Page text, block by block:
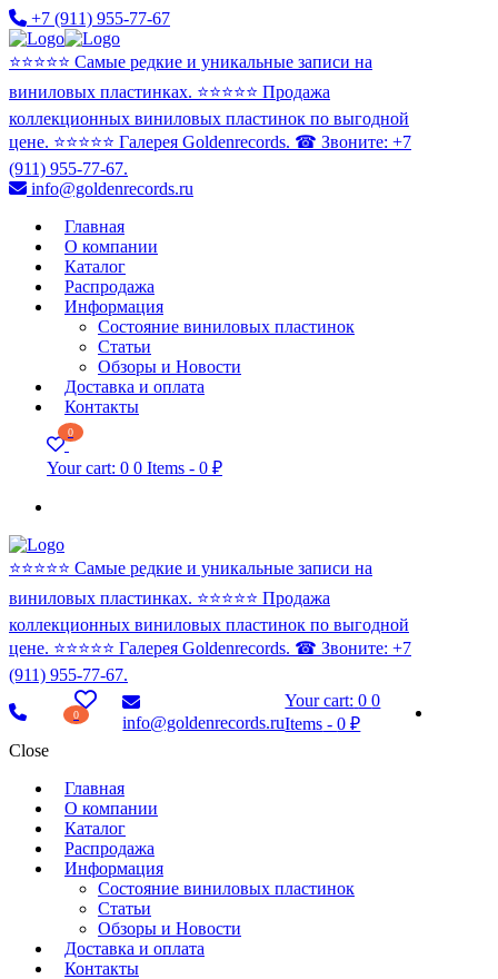
+7 (911) 955-77-67
⭐️⭐️⭐️⭐️⭐️ Самые редкие и уникальные записи на
виниловых пластинках. ⭐️⭐️⭐️⭐️⭐️ Продажа
коллекционных виниловых пластинок по выгодной
цене. ⭐️⭐️⭐️⭐️⭐️ Галерея Goldenrecords. ☎ Звоните: +7
(911) 955-77-67.
info@goldenrecords.ru
Главная
О компании
Каталог
Распродажа
Информация
Состояние виниловых пластинок
Статьи
Обзоры и Новости
Доставка и оплата
Контакты
0
Your cart: 0 0 Items - 0 ₽
⭐️⭐️⭐️⭐️⭐️ Самые редкие и уникальные записи на
виниловых пластинках. ⭐️⭐️⭐️⭐️⭐️ Продажа
коллекционных виниловых пластинок по выгодной
цене. ⭐️⭐️⭐️⭐️⭐️ Галерея Goldenrecords. ☎ Звоните: +7
(911) 955-77-67.
0 info@goldenrecords.ru
Your cart: 00
Items -0 ₽
Close
Главная
О компании
Каталог
Распродажа
Информация
Состояние виниловых пластинок
Статьи
Обзоры и Новости
Доставка и оплата
Контакты